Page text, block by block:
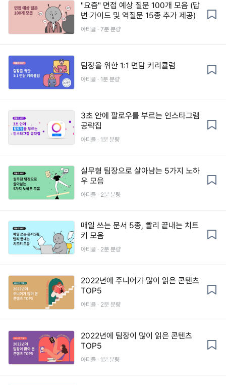
"요즘" 면접 예상 질문 100개 모음 (답
변 가이드 및 역질문 15종 추가 제공)
아티클 · 7분 분량
팀장을 위한 1:1 면담 커리큘럼
아티클 · 1분 분량
3초 안에 팔로우를 부르는 인스타그램
공략집
아티클 · 1분 분량
실무형 팀장으로 살아남는 5가지 노하
우 모음
아티클 · 2분 분량
매일 쓰는 문서 5종, 빨리 끝내는 치트
키 모음
아티클 · 2분 분량
2022년에 주니어가 많이 읽은 콘텐츠
TOP5
아티클 · 2분 분량
2022년에 팀장이 많이 읽은 콘텐츠
TOP5
아티클 · 1분 분량